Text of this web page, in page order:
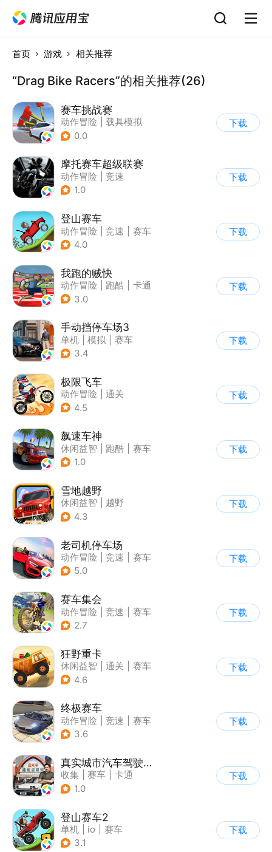
首页 游戏 相关推荐
“Drag Bike Racers”的相关推荐(26)
赛车挑战赛
动作冒险
载具模拟
| 汽车
0.0
下载
摩托赛车超级联赛
动作冒险
竞速
| 摩托车
1.0
下载
登山赛车
动作冒险 竞速
赛车
| 卡通
4.0
下载
我跑的贼快
动作冒险 跑酷
卡通
3.0
下载
手动挡停车场3
单机 模拟
赛车
| 开放世界
3.4
下载
极限飞车
动作冒险
通关
| 摩托车
4.5
下载
飙速车神
休闲益智 跑酷
赛车
| 漂移
1.0
下载
雪地越野
休闲益智
越野
| 横版过关
4.3
下载
老司机停车场
动作冒险 竞速
赛车
| 写实
5.0
下载
赛车集会
动作冒险 竞速
赛车
| 写实
2.7
下载
狂野重卡
休闲益智 通关
赛车
4.6
下载
终极赛车
动作冒险 竞速
赛车
3.6
下载
真实城市汽车驾驶3D
收集 赛车
卡通
| 模拟
1.0
下载
登山赛车2
单机 io
赛车
| 欧美风
3.1
下载